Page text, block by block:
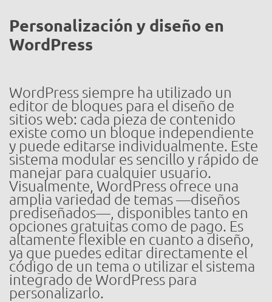
Personalización y diseño en
WordPress
WordPress siempre ha utilizado un
editor de bloques para el diseño de
sitios web: cada pieza de contenido
existe como un bloque independiente
y puede editarse individualmente. Este
sistema modular es sencillo y rápido de
manejar para cualquier usuario.
Visualmente, WordPress ofrece una
amplia variedad de temas —diseños
prediseñados—, disponibles tanto en
opciones gratuitas como de pago. Es
altamente flexible en cuanto a diseño,
ya que puedes editar directamente el
código de un tema o utilizar el sistema
integrado de WordPress para
personalizarlo.